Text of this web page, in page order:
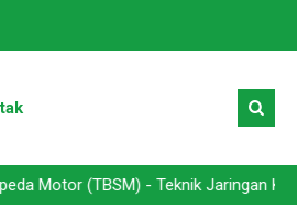
(TBSM) - Teknik Jaringan